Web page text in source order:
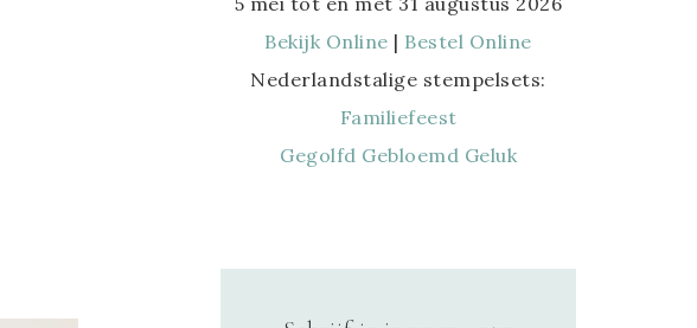
Bekijk Online | Bestel Online
Nederlandstalige stempelsets:
Familiefeest
Gegolfd Gebloemd Geluk